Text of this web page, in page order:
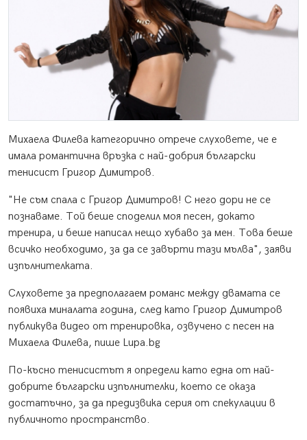
Михаела Филева категорично отрече слуховете, че е
имала романтична връзка с най-добрия български
тенисист Григор Димитров.
"Не съм спала с Григор Димитров! С него дори не се
познаваме. Той беше споделил моя песен, докато
тренира, и беше написал нещо хубаво за мен. Това беше
всичко необходимо, за да се завърти тази мълва", заяви
изпълнителката.
Слуховете за предполагаем романс между двамата се
появиха миналата година, след като Григор Димитров
публикува видео от тренировка, озвучено с песен на
Михаела Филева, пише Lupa.bg
По-късно тенисистът я определи като една от най-
добрите български изпълнителки, което се оказа
достатъчно, за да предизвика серия от спекулации в
публичното пространство.